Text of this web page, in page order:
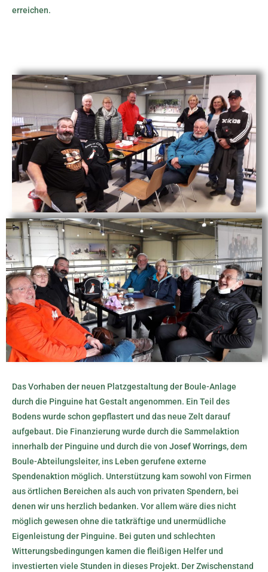
erreichen.
Das Vorhaben der neuen Platzgestaltung der Boule-Anlage
durch die Pinguine hat Gestalt angenommen. Ein Teil des
Bodens wurde schon gepflastert und das neue Zelt darauf
aufgebaut. Die Finanzierung wurde durch die Sammelaktion
innerhalb der Pinguine und durch die von Josef Worrings, dem
Boule-Abteilungsleiter, ins Leben gerufene externe
Spendenaktion möglich. Unterstützung kam sowohl von Firmen
aus örtlichen Bereichen als auch von privaten Spendern, bei
denen wir uns herzlich bedanken. Vor allem wäre dies nicht
möglich gewesen ohne die tatkräftige und unermüdliche
Eigenleistung der Pinguine. Bei guten und schlechten
Witterungsbedingungen kamen die fleißigen Helfer und
investierten viele Stunden in dieses Projekt. Der Zwischenstand